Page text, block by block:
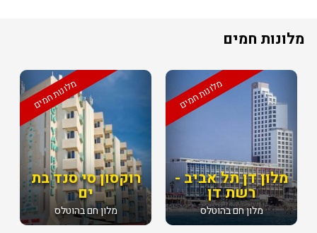
מלונות חמים
מלונות חמים
רוקסון סי סנד בת
ים
מלון חם בהוטלס
מלונות חמים
מלון דן תל אביב -
רשת דן
מלון חם בהוטלס